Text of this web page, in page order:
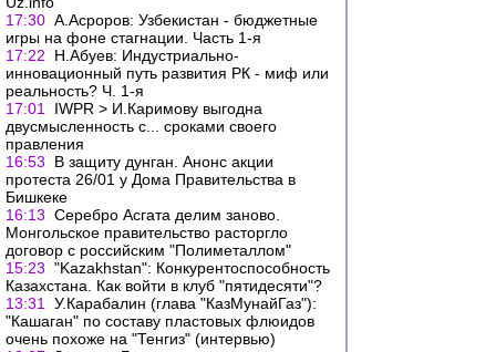
17:30 А.Асроров: Узбекистан - бюджетные
игры на фоне стагнации. Часть 1-я
17:22
Н.Абуев: Индустриально-
инновационный путь развития РК - миф или
реальность? Ч. 1-я
17:01
IWPR > И.Каримову выгодна
двусмысленность с... сроками своего
правления
16:53
В защиту дунган. Анонс акции
протеста 26/01 у Дома Правительства в
Бишкеке
16:13 Серебро Асгата делим заново.
Монгольское правительство расторгло
договор с российским "Полиметаллом"
15:23 "Kazakhstan": Конкурентоспособность
Казахстана. Как войти в клуб "пятидесяти"?
13:31
У.Карабалин (глава "КазМунайГаз"):
"Кашаган" по составу пластовых флюидов
очень похоже на "Тенгиз" (интервью)